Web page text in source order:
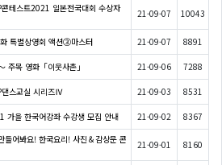
테스트2021 일본전국대회 수상자
21-09-07 10043
특별상영회 액션③마스터 21-09-07 8891
주목 영화「이웃사촌」 21-09-06 7288
댄스교실 시리즈Ⅳ 21-09-03 8531
가을 한국어강좌 수강생 모집 안내 21-09-02 8367
들어봐요! 한국요리! 사진＆감상문 콘
21-09-01 8160